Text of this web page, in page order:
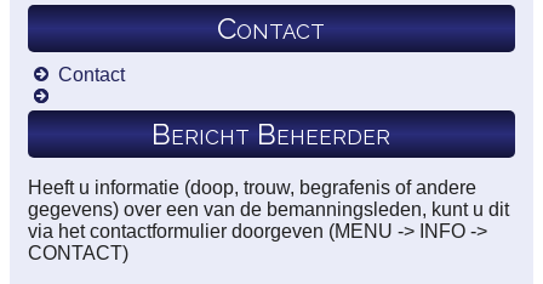
Contact
Contact
Bericht Beheerder
Heeft u informatie (doop, trouw, begrafenis of andere
gegevens) over een van de bemanningsleden, kunt u dit
via het contactformulier doorgeven (MENU -> INFO ->
CONTACT)